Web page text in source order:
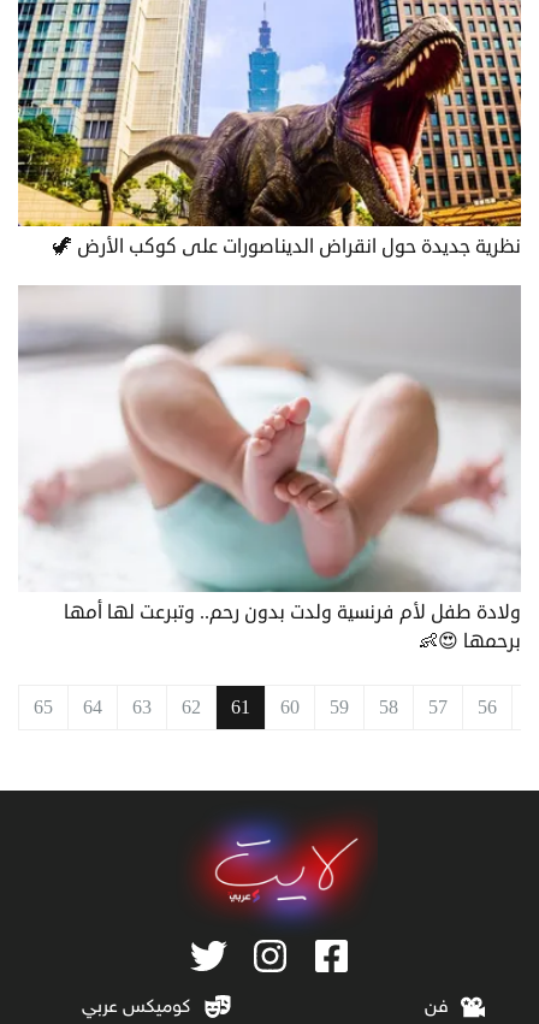
نظرية جديدة حول انقراض الديناصورات على كوكب الأرض 🦖
ولادة طفل لأم فرنسية ولدت بدون رحم.. وتبرعت لها أمها
برحمها 😍👶
56
57
58
59
60
61
62
63
64
65
فن كوميكس عربي